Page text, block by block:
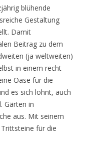
blühende
Gestaltung
Damit
Beitrag zu dem
(ja weltweiten)
in einem recht
Oase für die
es sich lohnt, auch
Gärten in
aus. Mit seinem
für die